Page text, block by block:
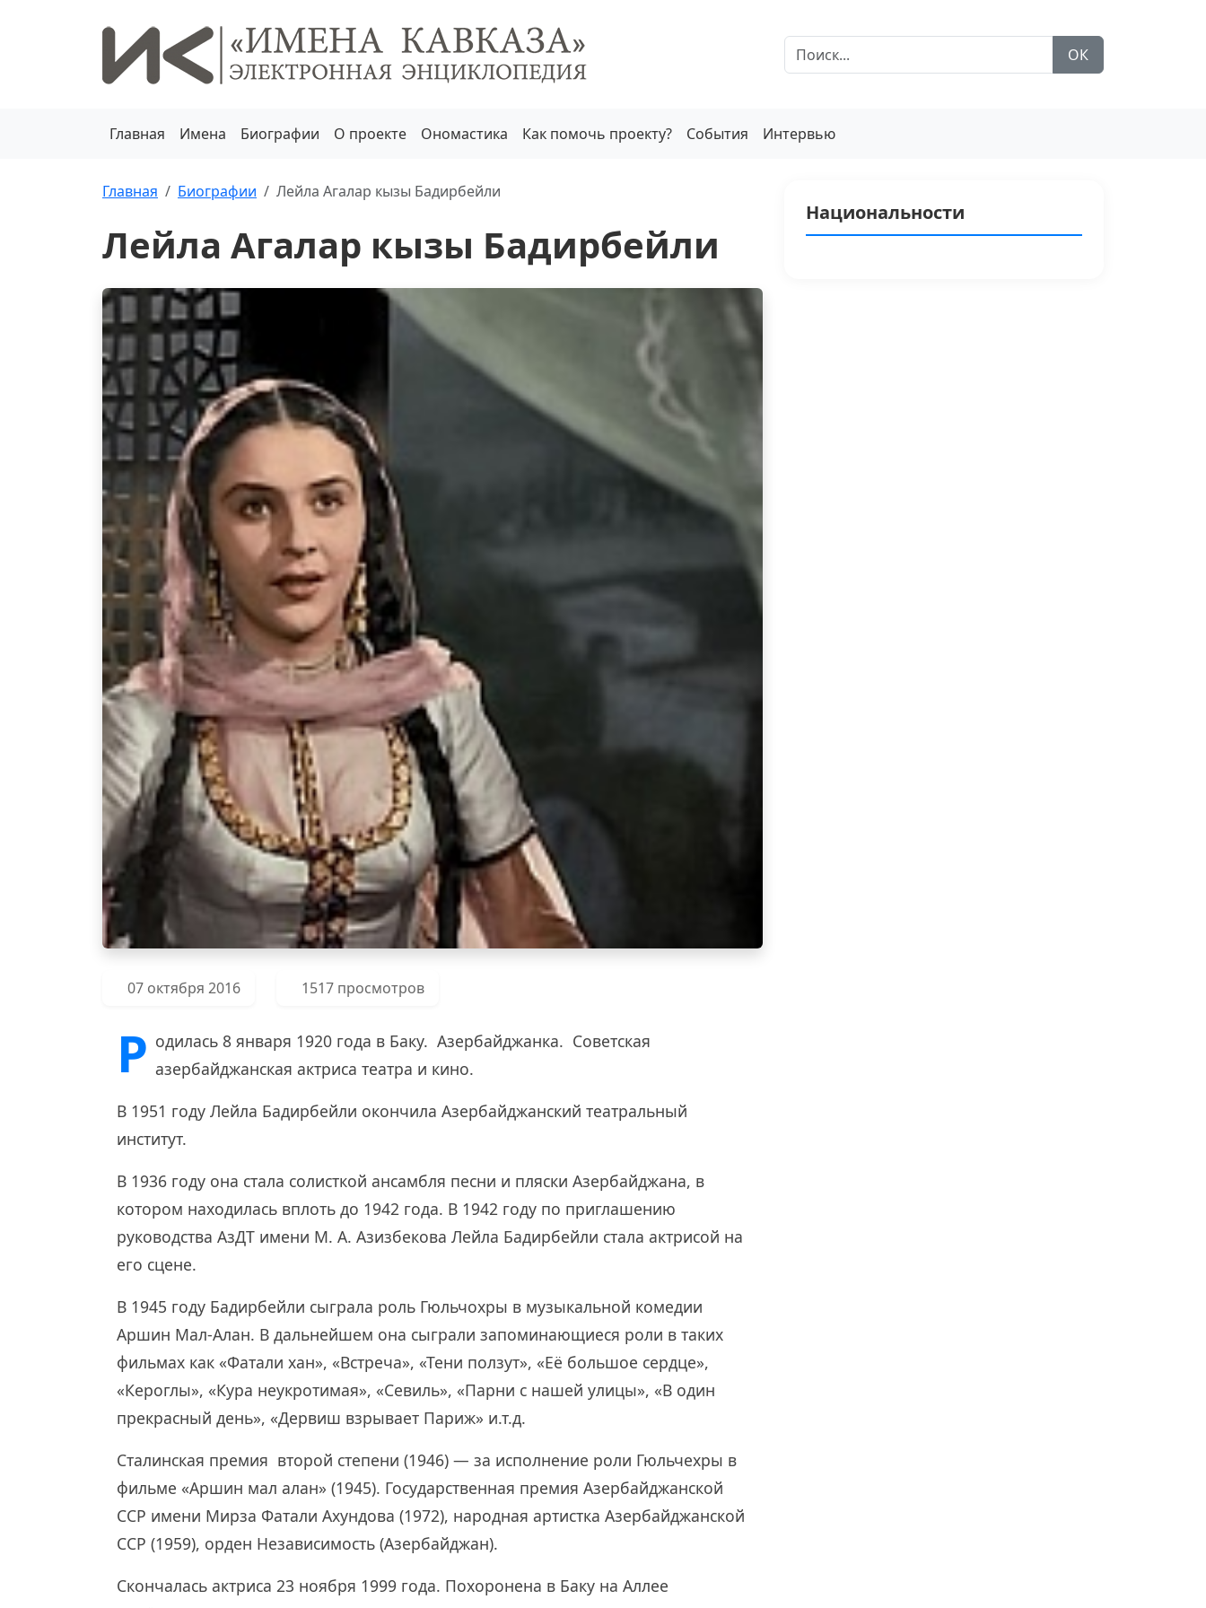
ОК
Главная Имена Биографии О проекте Ономастика Как помочь проекту? События Интервью
Главная Биографии Лейла Агалар кызы Бадирбейли
Лейла Агалар кызы Бадирбейли
07 октября 2016 1517 просмотров
Р одилась 8 января 1920 года в Баку. Азербайджанка. Советская
азербайджанская актриса театра и кино.
В 1951 году Лейла Бадирбейли окончила Азербайджанский театральный
институт.
В 1936 году она стала солисткой ансамбля песни и пляски Азербайджана, в
котором находилась вплоть до 1942 года. В 1942 году по приглашению
руководства АзДТ имени М. А. Азизбекова Лейла Бадирбейли стала актрисой на
его сцене.
В 1945 году Бадирбейли сыграла роль Гюльчохры в музыкальной комедии
Аршин Мал-Алан. В дальнейшем она сыграли запоминающиеся роли в таких
фильмах как «Фатали хан», «Встреча», «Тени ползут», «Её большое сердце»,
«Кероглы», «Кура неукротимая», «Севиль», «Парни с нашей улицы», «В один
прекрасный день», «Дервиш взрывает Париж» и.т.д.
Сталинская премия второй степени (1946) — за исполнение роли Гюльчехры в
фильме «Аршин мал алан» (1945). Государственная премия Азербайджанской
ССР имени Мирза Фатали Ахундова (1972), народная артистка Азербайджанской
ССР (1959), орден Независимость (Азербайджан).
Скончалась актриса 23 ноября 1999 года. Похоронена в Баку на Аллее
Национальности